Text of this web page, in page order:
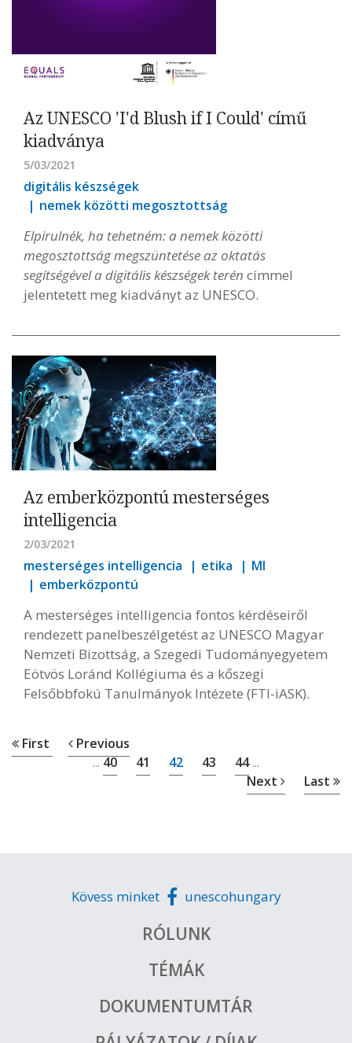
Az UNESCO 'I'd Blush if I Could' című
kiadványa
5/03/2021
digitális készségek
nemek közötti megosztottság
Elpirulnék, ha tehetném: a nemek közötti
megosztottság megszüntetése az oktatás
segítségével a digitális készségek terén címmel
jelentetett meg kiadványt az UNESCO.
Az emberközpontú mesterséges
intelligencia
2/03/2021
mesterséges intelligencia etika
MI
emberközpontú
A mesterséges intelligencia fontos kérdéseiről
rendezett panelbeszélgetést az UNESCO Magyar
Nemzeti Bizottság, a Szegedi Tudományegyetem
Eötvös Loránd Kollégiuma és a kőszegi
Felsőbbfokú Tanulmányok Intézete (FTI-iASK).
First Previous
... 40 41 42 43 44...
Next Last
Kövess minket unescohungary
RÓLUNK
TÉMÁK
DOKUMENTUMTÁR